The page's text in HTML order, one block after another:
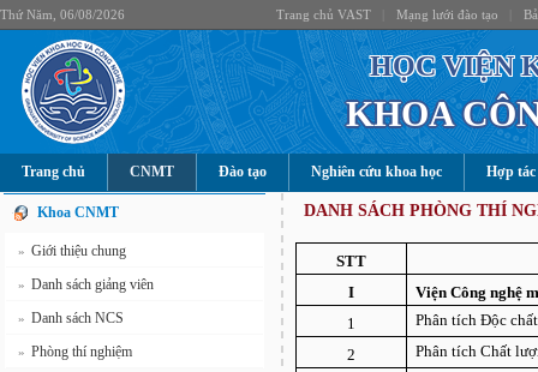
Thứ Năm, 06/08/2026 Trang chủ VAST Mạng lưới đào tạo
HỌC VIỆN
KHOA
Trang chủ CNMT Đào tạo Nghiên cứu khoa học Hợp tác
Khoa CNMT
» Giới thiệu chung
» Danh sách giảng viên
» Danh sách NCS
» Phòng thí nghiệm
DANH SÁCH PHÒNG THÍ
STT
I
Viện Công nghệ
1
Phân tích Độc
2
Phân tích Chất